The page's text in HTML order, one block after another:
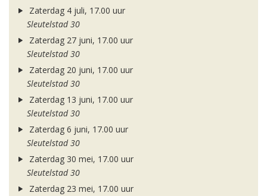
Zaterdag 4 juli, 17.00 uur
Sleutelstad 30
Zaterdag 27 juni, 17.00 uur
Sleutelstad 30
Zaterdag 20 juni, 17.00 uur
Sleutelstad 30
Zaterdag 13 juni, 17.00 uur
Sleutelstad 30
Zaterdag 6 juni, 17.00 uur
Sleutelstad 30
Zaterdag 30 mei, 17.00 uur
Sleutelstad 30
Zaterdag 23 mei, 17.00 uur